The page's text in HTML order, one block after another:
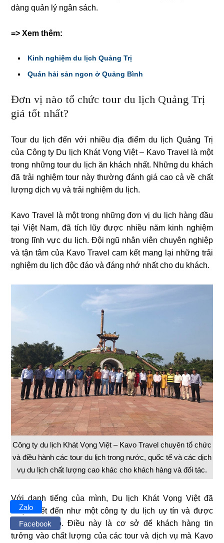
dàng quản lý ngân sách.
=> Xem thêm:
Kinh nghiệm du lịch Quảng Trị
Quán hải sản ngon ở Quảng Bình
Đơn vị nào tổ chức tour du lịch Quảng Trị
giá tốt nhất?
Tour du lịch đến với nhiều địa điểm du lịch Quảng Trị
của Công ty Du lịch Khát Vọng Việt – Kavo Travel là một
trong những tour du lịch ăn khách nhất. Những du khách
đã trải nghiệm tour này thường đánh giá cao cả về chất
lượng dịch vụ và trải nghiệm du lịch.
Kavo Travel là một trong những đơn vị du lịch hàng đầu
tại Việt Nam, đã tích lũy được nhiều năm kinh nghiệm
trong lĩnh vực du lịch. Đội ngũ nhân viên chuyên nghiệp
và tận tâm của Kavo Travel cam kết mang lại những trải
nghiệm du lịch độc đáo và đáng nhớ nhất cho du khách.
Công ty du lịch Khát Vọng Việt – Kavo Travel chuyên tổ chức
và điều hành các tour du lịch trong nước, quốc tế và các dịch
vụ du lịch chất lượng cao khác cho khách hàng và đối tác.
Với danh tiếng của mình, Du lịch Khát Vọng Việt đã
được biết đến như một công ty du lịch uy tín và được
đánh giá cao. Điều này là cơ sở để khách hàng tin
tưởng vào chất lượng của các tour và dịch vụ mà Kavo
Zalo
Facebook